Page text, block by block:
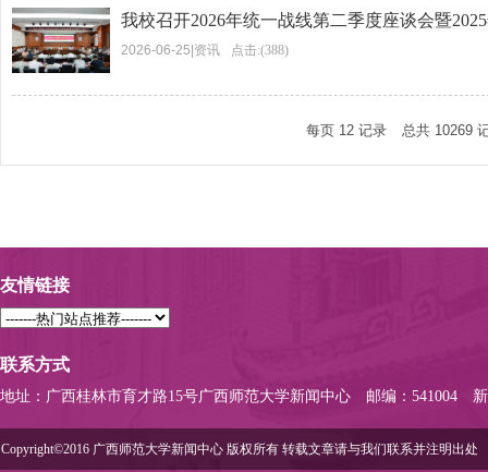
我校召开2026年统一战线第二季度座谈会暨
2026-06-25 资讯 点击:(388)
每页 12 记录 总共 10269
友情链接
联系方式
地址：广西桂林市育才路15号广西师范大学新闻中心 邮编：541004
Copyright©2016 广西师范大学新闻中心 版权所有 转载文章请与我们联系并注明出处